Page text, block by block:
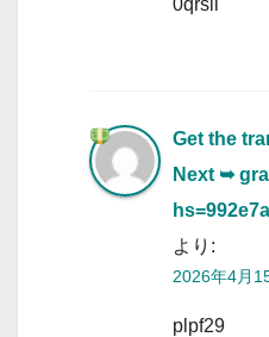
Get the
Next ➥
より:
2026年4月
plpf29